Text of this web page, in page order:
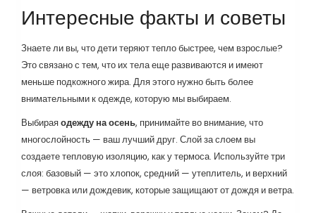
Интересные факты и советы
Знаете ли вы, что дети теряют тепло быстрее, чем взрослые?
Это связано с тем, что их тела еще развиваются и имеют
меньше подкожного жира. Для этого нужно быть более
внимательными к одежде, которую мы выбираем.
Выбираяодежду на осень, принимайте во внимание, что
многослойность — ваш лучший друг. Слой за слоем вы
создаете тепловую изоляцию, как у термоса. Используйте три
слоя: базовый — это хлопок, средний — утеплитель, и верхний
— ветровка или дождевик, которые защищают от дождя и ветра.